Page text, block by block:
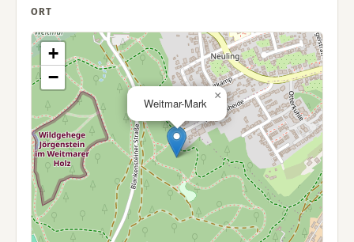
ORT
Weitmar-Mark
×
+
−